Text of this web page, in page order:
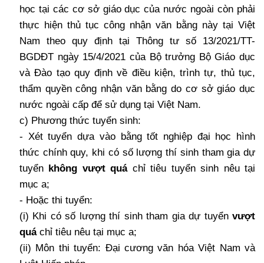
học tại các cơ sở giáo dục của nước ngoài còn phải
thực hiện thủ tục công nhận văn bằng này tại Việt
Nam theo quy định tại Thông tư số 13/2021/TT-
BGDĐT ngày 15/4/2021 của Bộ trưởng Bộ Giáo dục
và Đào tạo quy định về điều kiện, trình tự, thủ tục,
thẩm quyền công nhận văn bằng do cơ sở giáo dục
nước ngoài cấp để sử dụng tại Việt Nam.
c) Phương thức tuyển sinh:
- Xét tuyển dựa vào bằng tốt nghiệp đại học hình
thức chính quy, khi có số lượng thí sinh tham gia dự
tuyển không vượt quáchỉ tiêu tuyển sinh nêu tại
mục a;
- Hoặc thi tuyển:
(i) Khi có số lượng thí sinh tham gia dự tuyểnvượt
quáchỉ tiêu nêu tại mục a;
(ii) Môn thi tuyển: Đại cương văn hóa Việt Nam và